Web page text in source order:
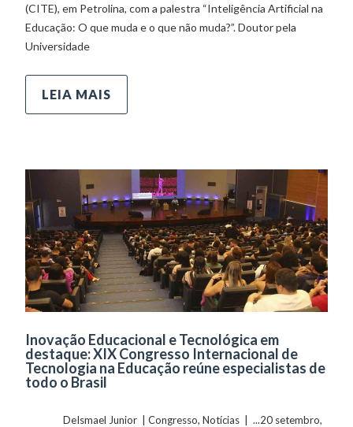
(CITE), em Petrolina, com a palestra “Inteligência Artificial na
Educação: O que muda e o que não muda?”. Doutor pela
Universidade
LEIA MAIS
Inovação Educacional e Tecnológica em
destaque: XIX Congresso Internacional de
Tecnologia na Educação reúne especialistas de
todo o Brasil
	    	DeIsmael Junior  |
Congresso, Notícias
  |  ...20 setembro,